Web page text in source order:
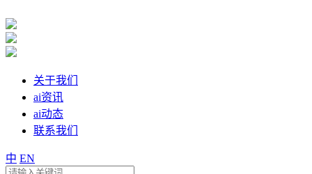
关于我们
ai资讯
ai动态
联系我们
中 EN